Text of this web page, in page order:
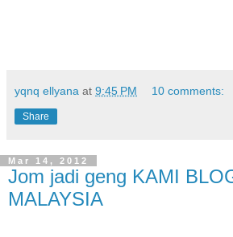
yqnq ellyana at 9:45 PM 10 comments:
Share
Mar 14, 2012
Jom jadi geng KAMI
MALAYSIA